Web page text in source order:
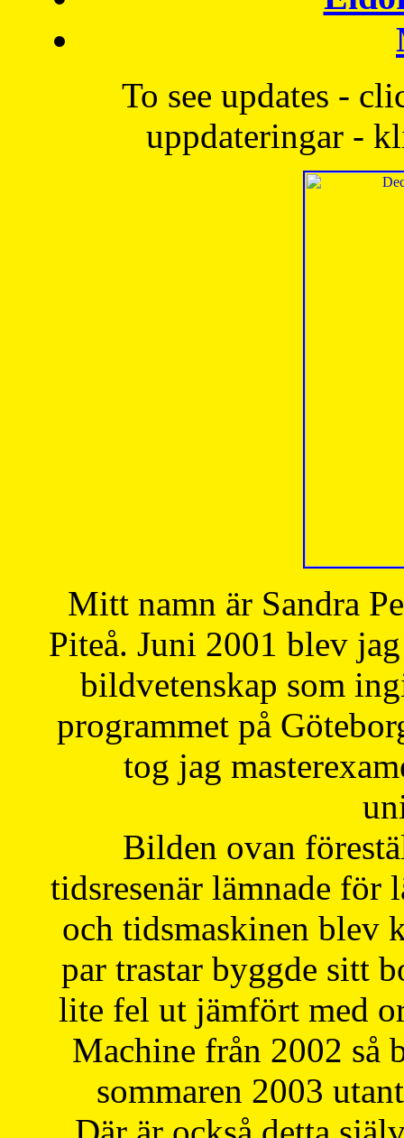
To see updates -
uppdateringar -
Mitt namn är Sandra
Piteå. Juni 2001 blev
bildvetenskap som
programmet på
tog jag
Bilden ovan
tidsresenär lämnade för
och tidsmaskinen blev
par trastar byggde sitt
lite fel ut jämfört med
Machine från 2002 så
sommaren 2003